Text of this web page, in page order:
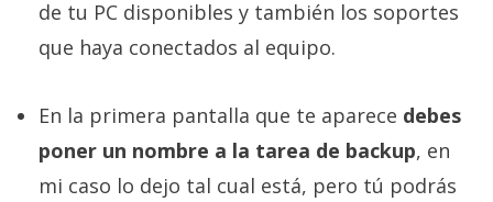
de tu PC disponibles y también los soportes
que haya conectados al equipo.
En la primera pantalla que te aparece debes
poner un nombre a la tarea de backup, en
mi caso lo dejo tal cual está, pero tú podrás